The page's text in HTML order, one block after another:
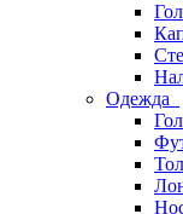
Одежда